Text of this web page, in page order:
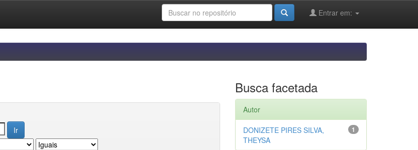
Entrar em:
Busca facetada
Autor
1
DONIZETE PIRES SILVA,
THEYSA